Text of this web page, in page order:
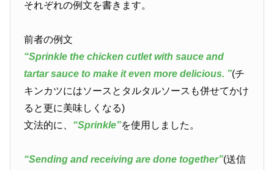
それぞれの例文を書きます。
前者の例文
“Sprinkle the chicken cutlet with sauce and
tartar sauce to make it even more delicious. ”(チ
キンカツにはソースとタルタルソースも併せてかけ
ると更に美味しくなる)
文法的に、 “Sprinkle”を使用しました。
“Sending and receiving are done together”(送信